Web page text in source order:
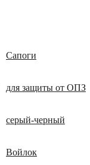
Сапоги
для защиты от ОПЗ
серый-черный
Войлок